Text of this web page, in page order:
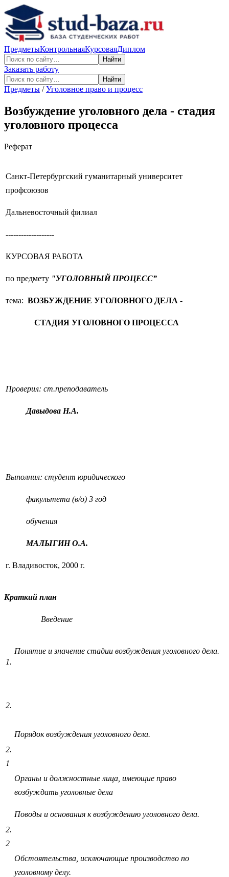
ПредметыКонтрольнаяКурсоваяДиплом
Найти
Заказать работу
Найти
Предметы /Уголовное право и процесс
Возбуждение уголовного дела - стадия
уголовного процесса
Реферат
Санкт-Петербургский гуманитарный университет
профсоюзов
Дальневосточный филиал
-------------------
КУРСОВАЯ РАБОТА
по предмету "УГОЛОВНЫЙ ПРОЦЕСС”
тема: ВОЗБУЖДЕНИЕ УГОЛОВНОГО ДЕЛА -
СТАДИЯ УГОЛОВНОГО ПРОЦЕССА
Проверил: ст.преподаватель
Давыдова Н.А.
Выполнил: студент юридического
факультета (в/о) 3 год
обучения
МАЛЫГИН О.А.
г. Владивосток, 2000 г.
Краткий план
Введение
1.
Понятие и значение стадии возбуждения уголовного дела.
2.
2.
1
2.
2
Порядок возбуждения уголовного дела.
Органы и должностные лица, имеющие право
возбуждать уголовные дела
Поводы и основания к возбуждению уголовного дела.
Обстоятельства, исключающие производство по
уголовному делу.